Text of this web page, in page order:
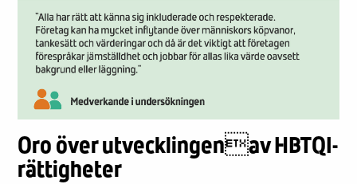
Oro över utvecklingenav HBTQI-
rättigheter